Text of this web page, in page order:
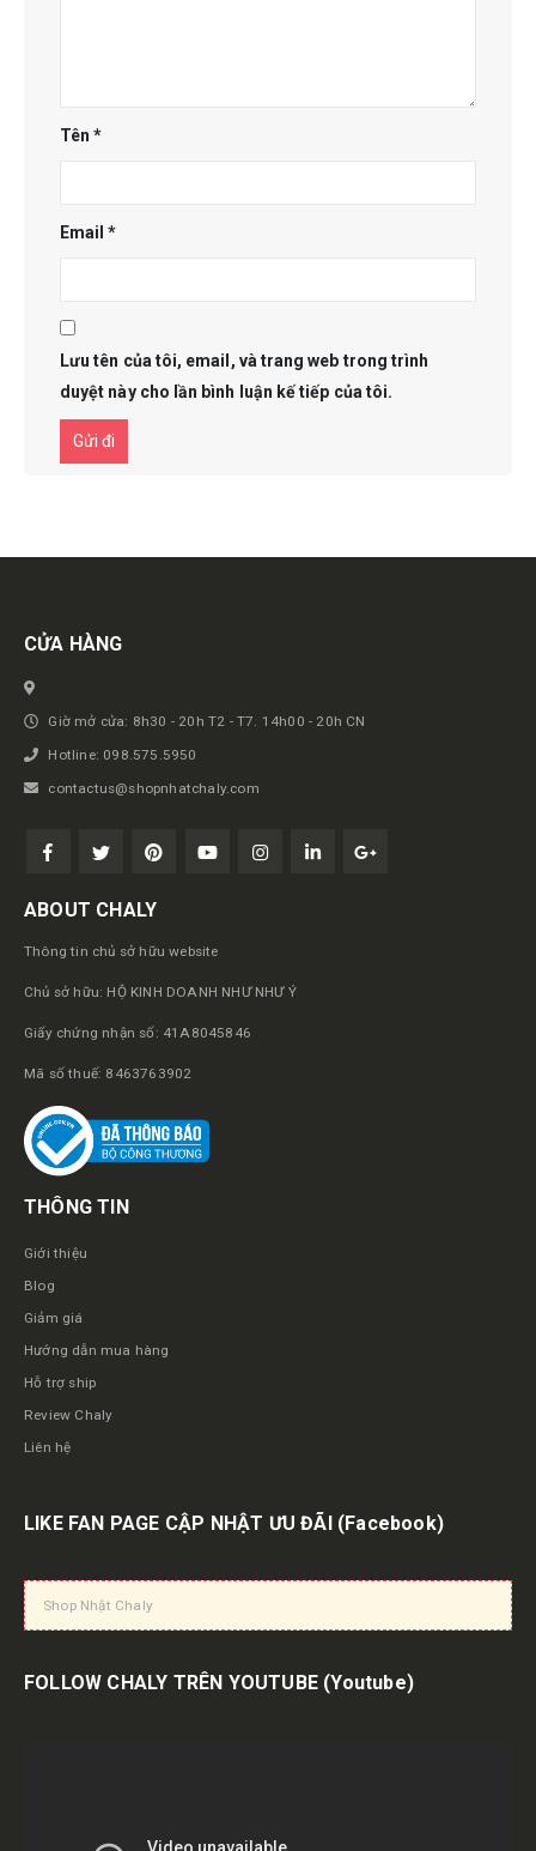
Tên*
Email*
Lưu tên của tôi, email, và trang web trong trình
duyệt này cho lần bình luận kế tiếp của tôi.
Get in touch
CỬA HÀNG
Giờ mở cửa: 8h30 - 20h T2 - T7. 14h00 - 20h CN
Hotline: 098.575.5950
contactus@shopnhatchaly.com
ABOUT CHALY
Thông tin chủ sở hữu website
Chủ sở hữu: HỘ KINH DOANH NHƯ NHƯ Ý
Giấy chứng nhận số: 41A8045846
Mã số thuế: 8463763902
THÔNG TIN
Giới thiệu
Blog
Giảm giá
Hướng dẫn mua hàng
Hỗ trợ ship
Review Chaly
Liên hệ
LIKE FAN PAGE CẬP NHẬT ƯU ĐÃI (Facebook)
Shop Nhật Chaly
FOLLOW CHALY TRÊN YOUTUBE (Youtube)